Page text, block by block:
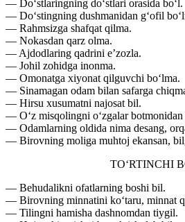
— Do‘stlaringning do‘stlari orasida bo‘l.
— Do‘stingning dushmanidan g‘ofil
— Rahmsizga shafqat qilma.
— Nokasdan qarz olma.
— Ajdodlaring qadrini e’zozla.
— Johil zohidga inonma.
— Omonatga xiyonat qilguvchi bo‘lma.
— Sinamagan odam bilan safarga
— Hirsu xusumatni najosat bil.
— O‘z misqolingni o‘zgalar
— Odamlarning oldida nima desang,
— Birovning moliga muhtoj ekansan,
TO‘RTINCHI
— Behudalikni ofatlarning boshi bil.
— Birovning minnatini ko‘taru, minnat
— Tilingni hamisha dashnomdan tiygil.